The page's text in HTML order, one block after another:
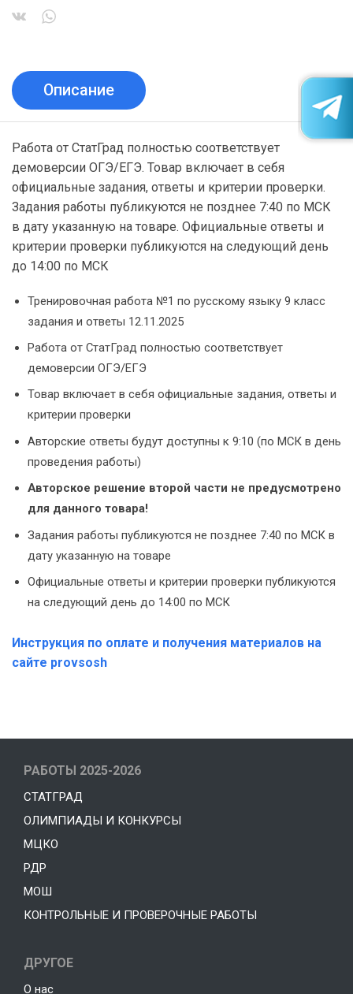
Описание
Работа от СтатГрад полностью соответствует
демоверсии ОГЭ/ЕГЭ. Товар включает в себя
официальные задания, ответы и критерии проверки.
Задания работы публикуются не позднее 7:40 по МСК
в дату указанную на товаре. Официальные ответы и
критерии проверки публикуются на следующий день
до 14:00 по МСК
Тренировочная работа №1 по русскому языку 9 класс
задания и ответы 12.11.2025
Работа от СтатГрад полностью соответствует
демоверсии ОГЭ/ЕГЭ
Товар включает в себя официальные задания, ответы и
критерии проверки
Авторские ответы будут доступны к 9:10 (по МСК в день
проведения работы)
Авторское решение второй части не предусмотрено
для данного товара!
Задания работы публикуются не позднее 7:40 по МСК в
дату указанную на товаре
Официальные ответы и критерии проверки публикуются
на следующий день до 14:00 по МСК
Инструкция по оплате и получения материалов на
сайте provsosh
РАБОТЫ 2025-2026
СТАТГРАД
ОЛИМПИАДЫ И КОНКУРСЫ
МЦКО
РДР
МОШ
КОНТРОЛЬНЫЕ И ПРОВЕРОЧНЫЕ РАБОТЫ
ДРУГОЕ
О нас